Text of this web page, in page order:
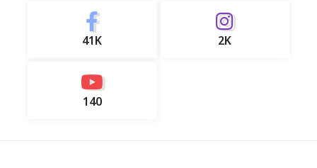
41K 2K
140